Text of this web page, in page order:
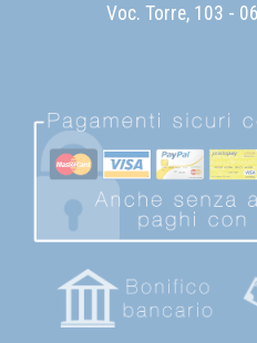
Voc. Torre, 103 -